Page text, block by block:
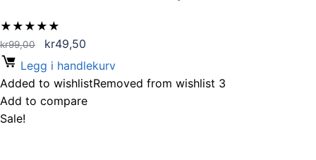
★ ★ ★ ★ ★
kr99,00
Opprinnelig
pris
var:
kr99,00.
kr49,50
pris
er:
kr49,50.
Legg i handlekurv
Added to wishlistRemoved from wishlist 3
Add to compare
Sale!